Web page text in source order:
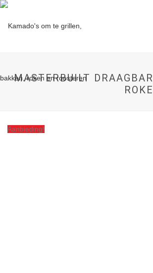
MASTERBUILT
Aanbieding!